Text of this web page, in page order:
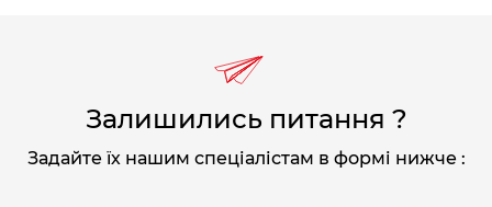
Залишились питання ?
Задайте їх нашим спеціалістам в формі нижче :